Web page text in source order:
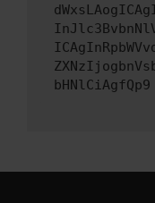
bHNlCiAgfQp9